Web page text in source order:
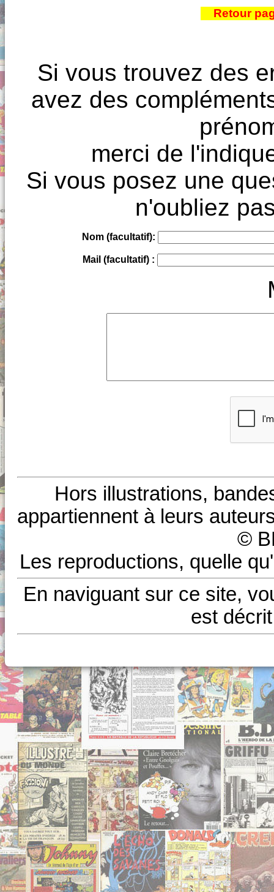
Retour
Si vous trouvez des
avez des
merci de
Si vous posez une
n'oubliez
Nom (facultatif):
Mail (facultatif) :
Hors illustrations,
appartiennent à leurs
©
Les reproductions, quelle
En naviguant sur ce site,
est